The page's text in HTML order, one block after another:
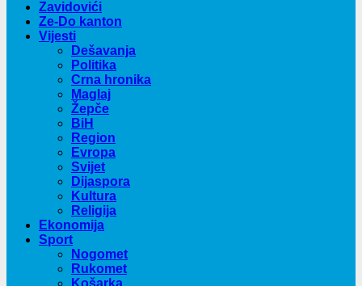
Naslovnica
Zavidovići
Ze-Do kanton
Vijesti
Dešavanja
Politika
Crna hronika
Maglaj
Žepče
BiH
Region
Evropa
Svijet
Dijaspora
Kultura